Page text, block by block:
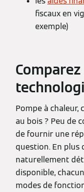
fiscaux en
exemple)
Pompe à chaleur,
au bois ? Peu de
de fournir une
question. En plus
naturellement
disponible,
modes de